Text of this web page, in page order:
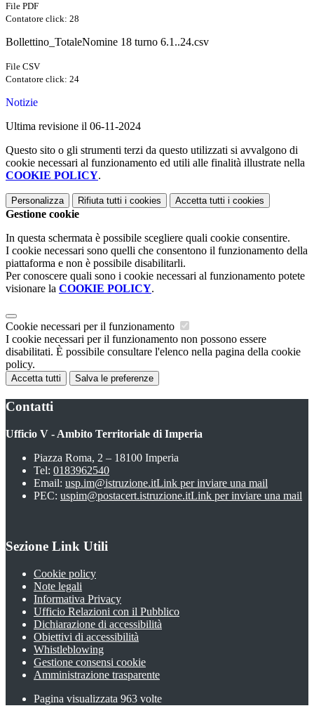
File PDF
Contatore click: 28
Bollettino_TotaleNomine 18 turno 6.1..24.csv
File CSV
Contatore click: 24
Notizie
Ultima revisione il 06-11-2024
Questo sito o gli strumenti terzi da questo utilizzati si avvalgono di
cookie necessari al funzionamento ed utili alle finalità illustrate nella
COOKIE POLICY.
Personalizza Rifiuta tutti i cookies Accetta tutti i cookies
Gestione cookie
In questa schermata è possibile scegliere quali cookie consentire.
I cookie necessari sono quelli che consentono il funzionamento della
piattaforma e non è possibile disabilitarli.
Per conoscere quali sono i cookie necessari al funzionamento potete
visionare la COOKIE POLICY.
Cookie necessari per il funzionamento
I cookie necessari per il funzionamento non possono essere
disabilitati. È possibile consultare l'elenco nella pagina della cookie
policy.
Accetta tutti Salva le preferenze
Contatti
Ufficio V - Ambito Territoriale di Imperia
Piazza Roma, 2 – 18100 Imperia
Tel: 0183962540
Email: usp.im@istruzione.itLink per inviare una mail
PEC: uspim@postacert.istruzione.itLink per inviare una mail
Sezione Link Utili
Cookie policy
Note legali
Informativa Privacy
Ufficio Relazioni con il Pubblico
Dichiarazione di accessibilità
Obiettivi di accessibilità
Whistleblowing
Gestione consensi cookie
Amministrazione trasparente
Pagina visualizzata 963 volte